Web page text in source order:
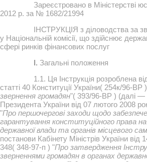
Зареєстровано в Міністерстві
2012 р. за № 1682/21994
ІНСТРУКЦІЯ з діловодства за
у Національній комісії, що здійснює
сфері ринків фінансових послуг
I. Загальні положення
1.1. Ця Інструкція розроблена
статті 40 Конституції України( 254к/96-ВР
звернення громадян"( 393/96-ВР ) (далі —
Президента України від 07 лютого 2008
"Про першочергові заходи щодо
гарантування конституційного права на
державної влади та органів місцевого
постанови Кабінету Міністрів України
348( 348-97-п ) "Про затвердження
зверненнями громадян в органах